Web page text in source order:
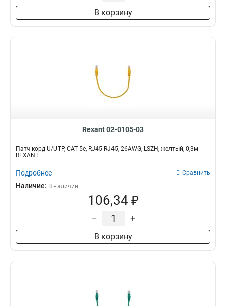
В корзину
Rexant 02-0105-03
Патч-корд U/UTP, CAT 5e, RJ45-RJ45, 26AWG, LSZH, желтый, 0,3м
REXANT
Подробнее Сравнить
Наличие: В наличии
106,34 ₽
– +
В корзину